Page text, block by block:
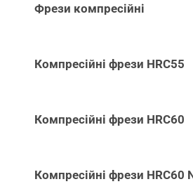
Фрези компресійні
Компресійні фрези HRC55
Компресійні фрези HRC60
Компресійні фрези HRC60